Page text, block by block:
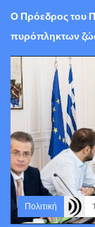
Ο Πρόεδρος του
πυρόπληκτων
Πολιτική